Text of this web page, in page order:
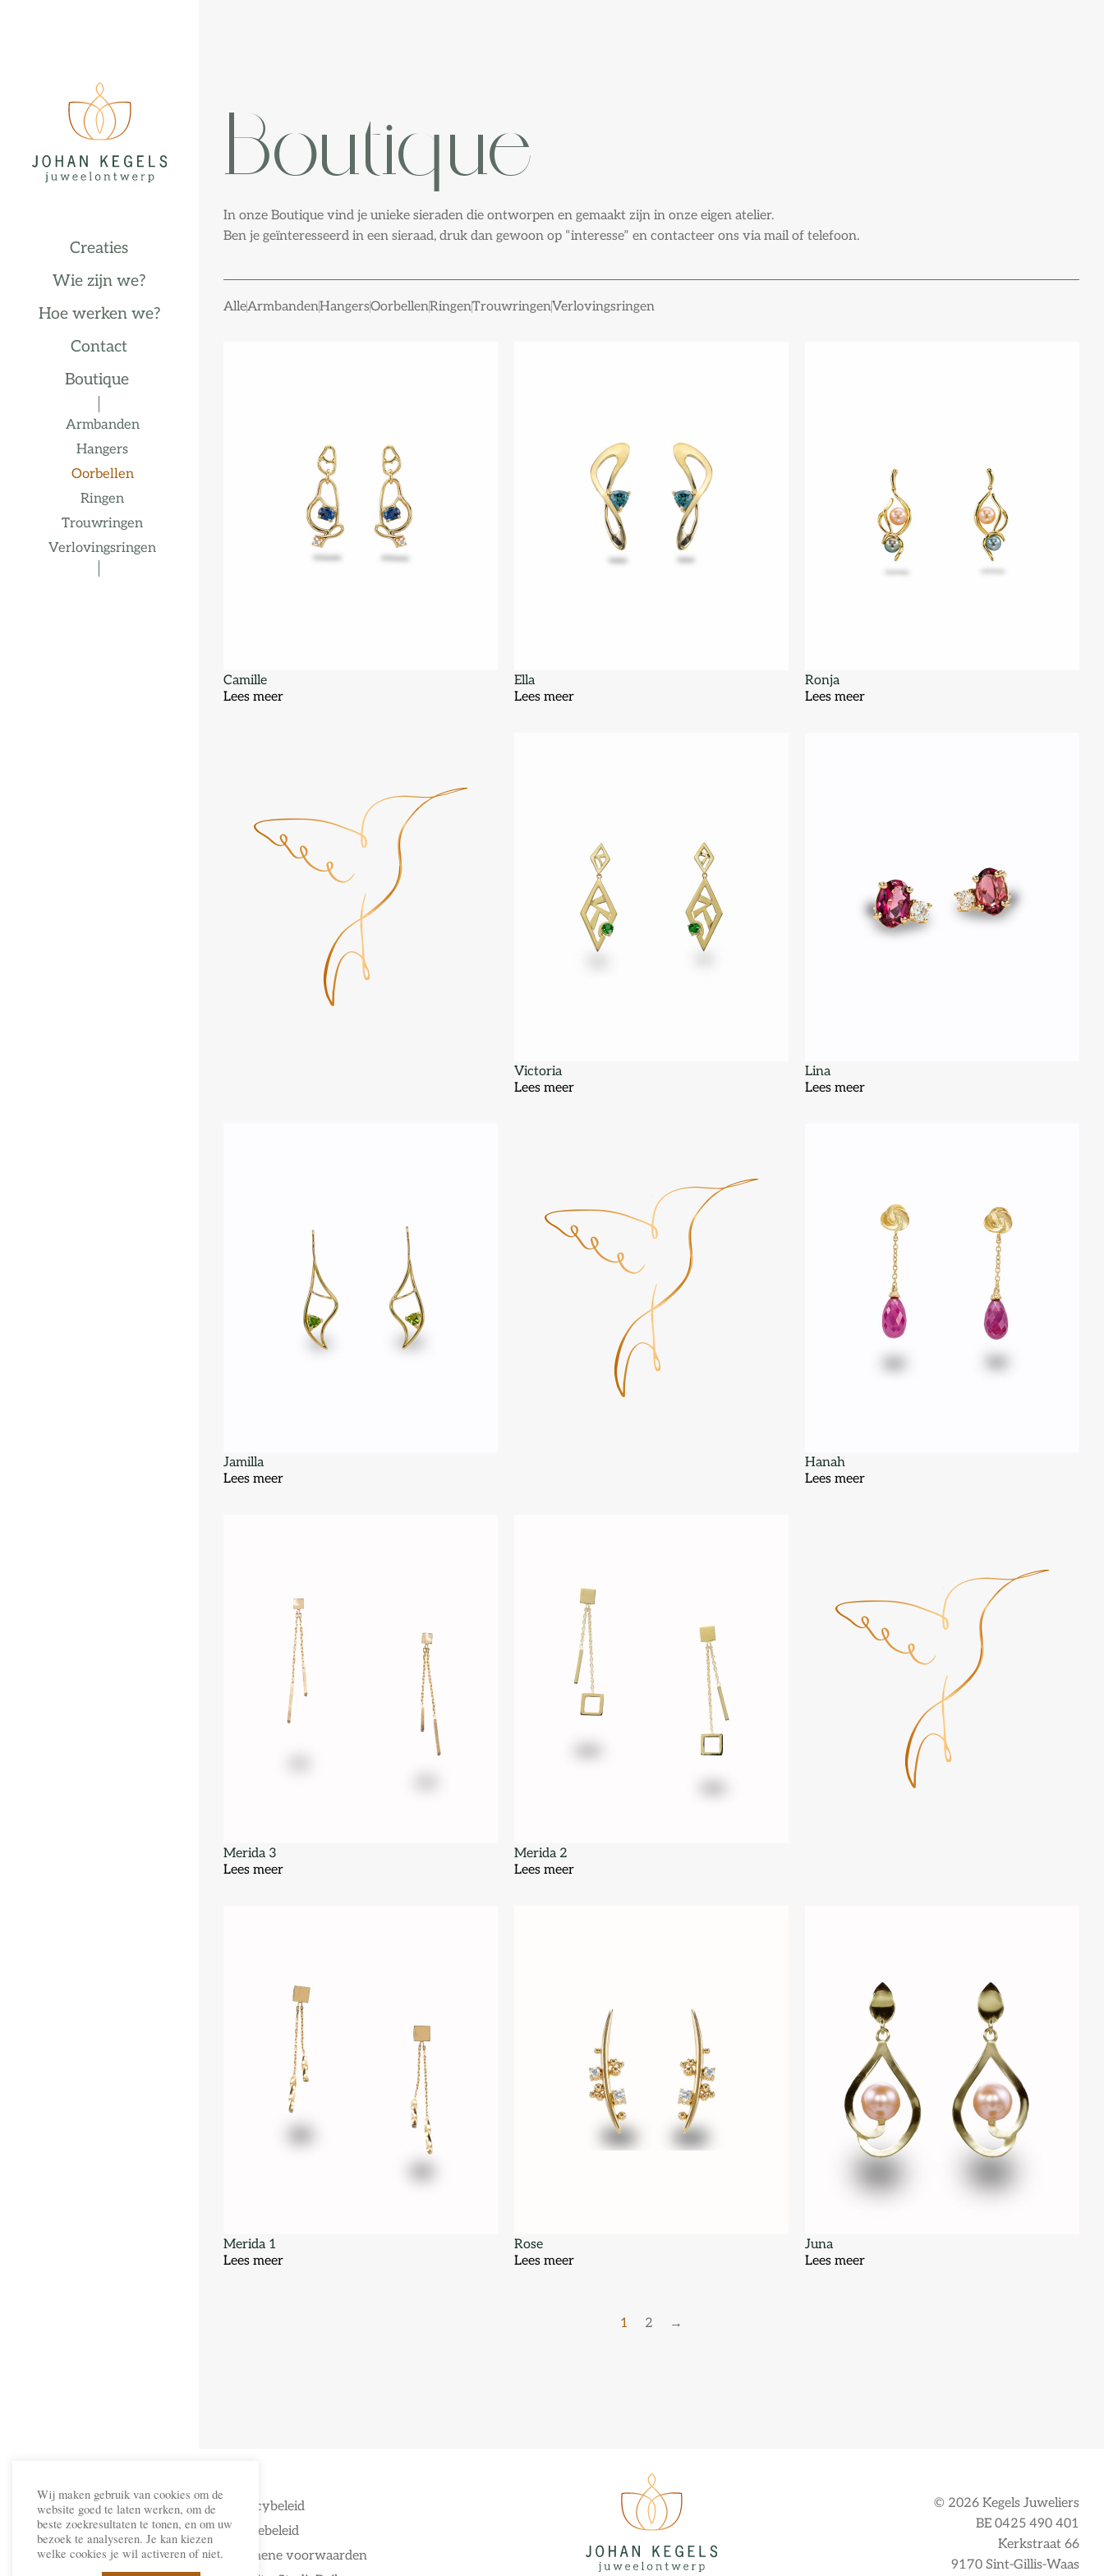
Creaties
Wie zijn we?
Hoe werken we?
Contact
Boutique
Armbanden
Hangers
Oorbellen
Ringen
Trouwringen
Verlovingsringen
Boutique
In onze Boutique vind je unieke sieraden die ontworpen en gemaakt zijn in onze eigen atelier.
Ben je geïnteresseerd in een sieraad, druk dan gewoon op “interesse” en contacteer ons via mail of telefoon.
AlleArmbandenHangersOorbellenRingenTrouwringenVerlovingsringen
Camille
Lees meer
Ella
Lees meer
Ronja
Lees meer
Victoria
Lees meer
Lina
Lees meer
Jamilla
Lees meer
Hanah
Lees meer
Merida 3
Lees meer
Merida 2
Lees meer
Merida 1
Lees meer
Rose
Lees meer
Juna
Lees meer
1 2 →
Privacybeleid
Cookiebeleid
Algemene voorwaarden
© 2026 Kegels Juweliers
BE 0425 490 401
Kerkstraat 66
9170 Sint-Gillis-Waas
Wij maken gebruik van cookies om de
website goed te laten werken, om de
beste zoekresultaten te tonen, en om uw
bezoek te analyseren. Je kan kiezen
welke cookies je wil activeren of niet.